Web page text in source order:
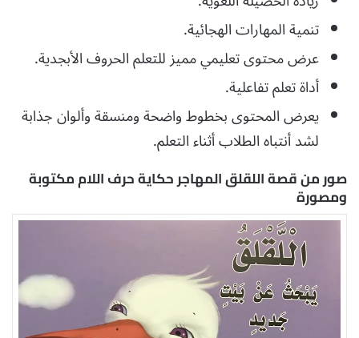
تنمية المهارات الهجائية.
عرض محتوى تعليمي مميز للتعلم الحروف الأبجدية.
أداة تعلم تفاعلية.
يعرض المحتوى بخطوط واضحة ومنسقة وألوان جذابة
لشد أنتباه الطلاب أثناء التعلم.
صور من قصة اللقلق المهاجر حكاية حرف اللام مكتوبة
ومصورة